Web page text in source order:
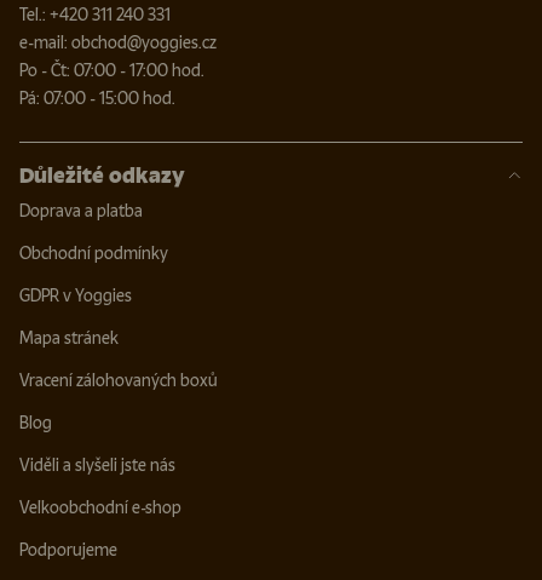
Tel.: +420 311 240 331
e-mail: obchod@yoggies.cz
Po - Čt: 07:00 - 17:00 hod.
Pá: 07:00 - 15:00 hod.
Důležité odkazy
Doprava a platba
Obchodní podmínky
GDPR v Yoggies
Mapa stránek
Vracení zálohovaných boxů
Blog
Viděli a slyšeli jste nás
Velkoobchodní e-shop
Podporujeme